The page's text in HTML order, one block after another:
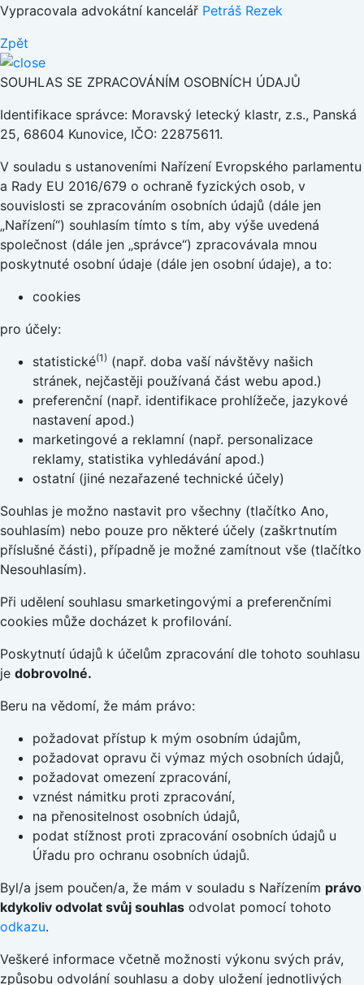
Vypracovala advokátní kancelář Petráš Rezek
Zpět
SOUHLAS SE ZPRACOVÁNÍM OSOBNÍCH ÚDAJŮ
Identifikace správce: Moravský letecký klastr, z.s., Panská
25, 68604 Kunovice, IČO: 22875611.
V souladu s ustanoveními Nařízení Evropského parlamentu
a Rady EU 2016/679 o ochraně fyzických osob, v
souvislosti se zpracováním osobních údajů (dále jen
„Nařízení“) souhlasím tímto s tím, aby výše uvedená
společnost (dále jen „správce“) zpracovávala mnou
poskytnuté osobní údaje (dále jen osobní údaje), a to:
cookies
pro účely:
statistické(1) (např. doba vaší návštěvy našich
stránek, nejčastěji používaná část webu apod.)
preferenční (např. identifikace prohlížeče, jazykové
nastavení apod.)
marketingové a reklamní (např. personalizace
reklamy, statistika vyhledávání apod.)
ostatní (jiné nezařazené technické účely)
Souhlas je možno nastavit pro všechny (tlačítko Ano,
souhlasím) nebo pouze pro některé účely (zaškrtnutím
příslušné části), případně je možné zamítnout vše (tlačítko
Nesouhlasím).
Při udělení souhlasu smarketingovými a preferenčními
cookies může docházet k profilování.
Poskytnutí údajů k účelům zpracování dle tohoto souhlasu
je dobrovolné.
Beru na vědomí, že mám právo:
požadovat přístup k mým osobním údajům,
požadovat opravu či výmaz mých osobních údajů,
požadovat omezení zpracování,
vznést námitku proti zpracování,
na přenositelnost osobních údajů,
podat stížnost proti zpracování osobních údajů u
Úřadu pro ochranu osobních údajů.
Byl/a jsem poučen/a, že mám v souladu s Nařízením právo
kdykoliv odvolat svůj souhlas odvolat pomocí tohoto
odkazu.
Veškeré informace včetně možnosti výkonu svých práv,
způsobu odvolání souhlasu a doby uložení jednotlivých